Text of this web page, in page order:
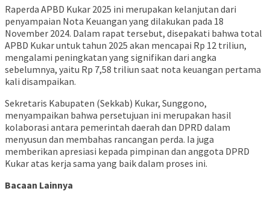
Raperda APBD Kukar 2025 ini merupakan kelanjutan dari
penyampaian Nota Keuangan yang dilakukan pada 18
November 2024. Dalam rapat tersebut, disepakati bahwa total
APBD Kukar untuk tahun 2025 akan mencapai Rp 12 triliun,
mengalami peningkatan yang signifikan dari angka
sebelumnya, yaitu Rp 7,58 triliun saat nota keuangan pertama
kali disampaikan.
Sekretaris Kabupaten (Sekkab) Kukar, Sunggono,
menyampaikan bahwa persetujuan ini merupakan hasil
kolaborasi antara pemerintah daerah dan DPRD dalam
menyusun dan membahas rancangan perda. Ia juga
memberikan apresiasi kepada pimpinan dan anggota DPRD
Kukar atas kerja sama yang baik dalam proses ini.
Bacaan Lainnya